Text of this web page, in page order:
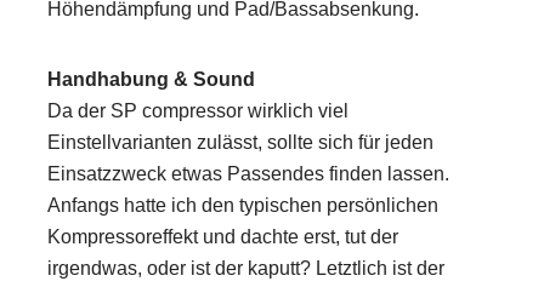
Höhendämpfung und Pad/Bassabsenkung.
Handhabung & Sound
Da der SP compressor wirklich viel
Einstellvarianten zulässt, sollte sich für jeden
Einsatzzweck etwas Passendes finden lassen.
Anfangs hatte ich den typischen persönlichen
Kompressoreffekt und dachte erst, tut der
irgendwas, oder ist der kaputt? Letztlich ist der